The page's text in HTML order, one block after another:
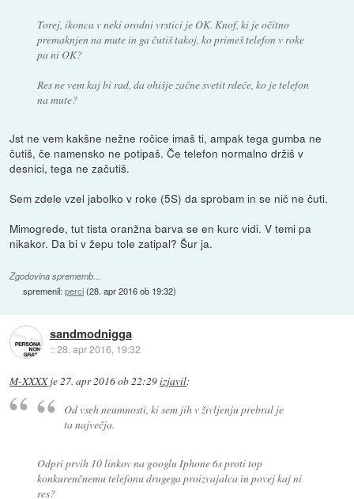
Torej, ikonca v neki orodni vrstici je OK. Knof, ki je očitno
premaknjen na mute in ga čutiš takoj, ko primeš telefon v roke
pa ni OK?
Res ne vem kaj bi rad, da ohišje začne svetit rdeče, ko je telefon
na mute?
Jst ne vem kakšne nežne ročice imaš ti, ampak tega gumba ne
čutiš, če namensko ne potipaš. Če telefon normalno držiš v
desnici, tega ne začutiš.
Sem zdele vzel jabolko v roke (5S) da sprobam in se nič ne čuti.
Mimogrede, tut tista oranžna barva se en kurc vidi. V temi pa
nikakor. Da bi v žepu tole zatipal? Šur ja.
Zgodovina sprememb…
spremenil:perci(28. apr 2016 ob 19:32)
sandmodnigga
::28. apr 2016, 19:32
M-XXXXje27. apr 2016 ob 22:29izjavil:
Od vseh neumnosti, ki sem jih v življenju prebral je
ta največja.
Odpri prvih 10 linkov na googlu Iphone 6s proti top
konkurenčnemu telefonu drugega proizvajalca in povej kaj ni
res?